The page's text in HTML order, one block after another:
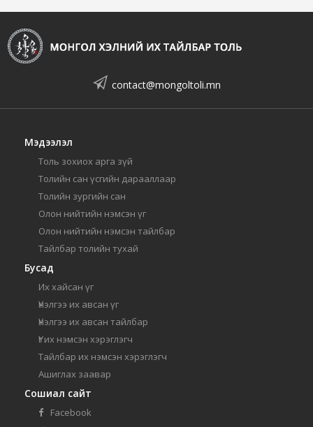
contact@mongoltoli.mn
Мэдээлэл
Толь зохиох арга зүй
Толийн сан үсгийн дарааллаар
Толийн зургийн сан
Олон нийтийн нэмсэн үг
Олон нийтийн нэмсэн тайлбар
Тайлбар толийн тухай
Бусад
Их хайсан үг
Үнэлгээ их авсан үг
Үнэлгээ их авсан тайлбар
Үг их нэмсэн хэрэглэгч
Тайлбар их нэмсэн хэрэглэгч
Ашиглах заавар
Сошиал сайт
Facebook